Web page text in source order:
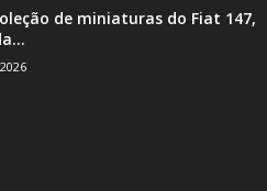
de miniaturas do Fiat 147,